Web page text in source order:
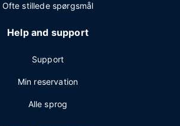
Ofte stillede spørgsmål
Help and support
Support
Min reservation
Alle sprog